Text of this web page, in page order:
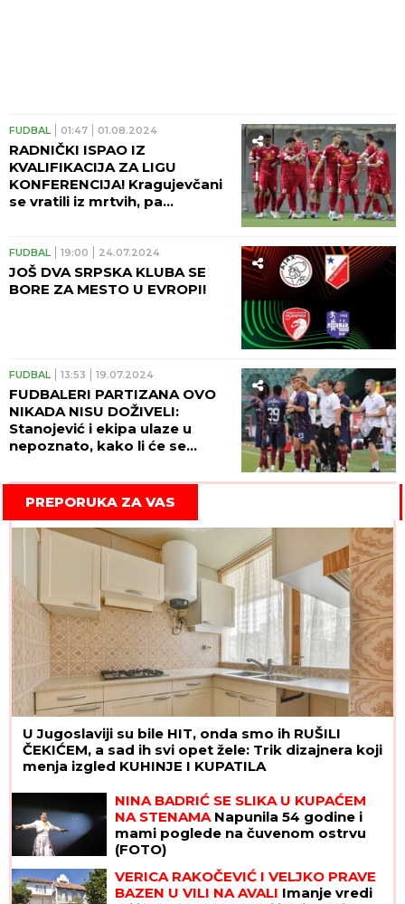
FUDBAL 01:47 01.08.2024
RADNIČKI ISPAO IZ
KVALIFIKACIJA ZA LIGU
KONFERENCIJA! Kragujevčani
se vratili iz mrtvih, pa
FUDBAL 19:00 24.07.2024
JOŠ DVA SRPSKA KLUBA SE
BORE ZA MESTO U EVROPI!
FUDBAL 13:53 19.07.2024
FUDBALERI PARTIZANA OVO
NIKADA NISU DOŽIVELI:
Stanojević i ekipa ulaze u
nepoznato, kako li će se
PREPORUKA ZA VAS
U Jugoslaviji su bile HIT, onda smo ih RUŠILI
ČEKIĆEM, a sad ih svi opet žele: Trik dizajnera koji
menja izgled KUHINJE I KUPATILA
NINA BADRIĆ SE SLIKA U KUPAĆEM
NA STENAMA Napunila 54 godine i
mami poglede na čuvenom ostrvu
(FOTO)
VERICA RAKOČEVIĆ I VELJKO PRAVE
BAZEN U VILI NA AVALI Imanje vredi